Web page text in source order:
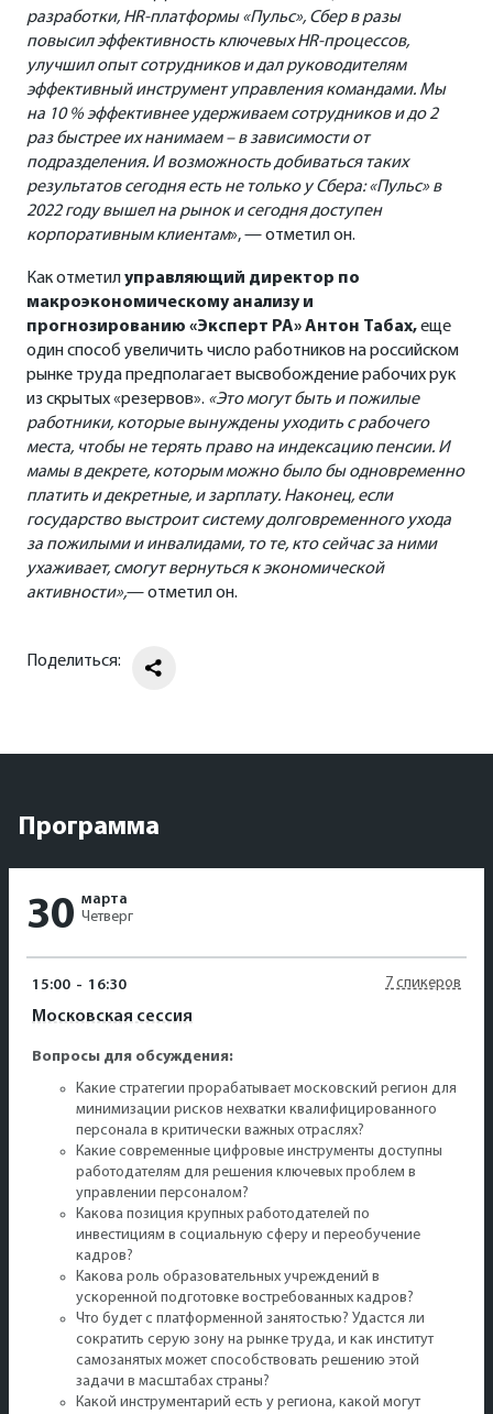
разработки, HR-платформы «Пульс», Сбер в разы
повысил эффективность ключевых HR-процессов,
улучшил опыт сотрудников и дал руководителям
эффективный инструмент управления командами. Мы
на 10 % эффективнее удерживаем сотрудников и до 2
раз быстрее их нанимаем – в зависимости от
подразделения. И возможность добиваться таких
результатов сегодня есть не только у Сбера: «Пульс» в
2022 году вышел на рынок и сегодня доступен
корпоративным клиентам», — отметил он.
Как отметилуправляющий директор по
макроэкономическому анализу и
прогнозированию «Эксперт РА» Антон Табах,еще
один способ увеличить число работников на российском
рынке труда предполагает высвобождение рабочих рук
из скрытых «резервов». «Это могут быть и пожилые
работники, которые вынуждены уходить с рабочего
места, чтобы не терять право на индексацию пенсии. И
мамы в декрете, которым можно было бы одновременно
платить и декретные, и зарплату. Наконец, если
государство выстроит систему долговременного ухода
за пожилыми и инвалидами, то те, кто сейчас за ними
ухаживает, смогут вернуться к экономической
активности»,— отметил он.
Поделиться:
Программа
30 марта
Четверг
15:00 - 16:30
Московская сессия
7 спикеров
Вопросы для обсуждения:
Какие стратегии прорабатывает московский регион для
минимизации рисков нехватки квалифицированного
персонала в критически важных отраслях?
Какие современные цифровые инструменты доступны
работодателям для решения ключевых проблем в
управлении персоналом?
Какова позиция крупных работодателей по
инвестициям в социальную сферу и переобучение
кадров?
Какова роль образовательных учреждений в
ускоренной подготовке востребованных кадров?
Что будет с платформенной занятостью? Удастся ли
сократить серую зону на рынке труда, и как институт
самозанятых может способствовать решению этой
задачи в масштабах страны?
Какой инструментарий есть у региона, какой могут